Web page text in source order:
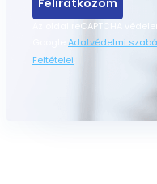
Az oldal reCAPTCHA
Adatvédelmi
Feltételei